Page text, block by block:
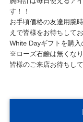
す！！
お手頃価格の友達用腕
えで皆様をお待ちしてお
White Dayギフトを購入
※ローズ石鹸は無くな
皆様のご来店お待ちして